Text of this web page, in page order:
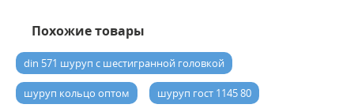
Похожие товары
din 571 шуруп с шестигранной головкой
шуруп кольцо оптом шуруп гост 1145 80